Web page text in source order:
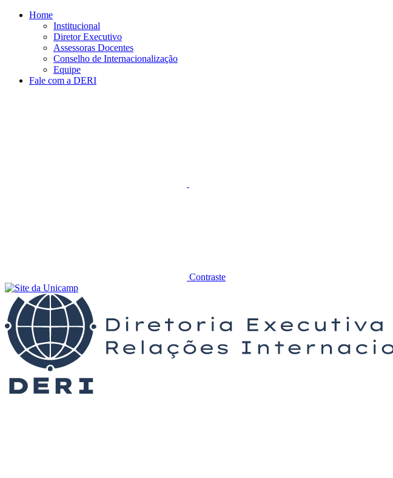
Conteúdo principal
Home
Institucional
Diretor Executivo
Assessoras Docentes
Conselho de Internacionalização
Equipe
Fale com a DERI
Contraste